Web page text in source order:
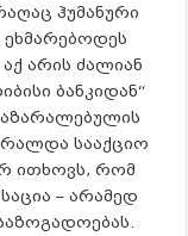
ჰუმანური
ეხმარებოდეს
არის ძალიან
ბანკიდან“
სააქციო
ითხოვს, რომ
– არამედ